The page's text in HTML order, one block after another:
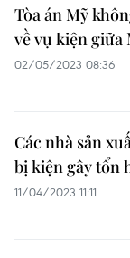
Tòa án Mỹ
về vụ kiện
02/05/2023 08:36
Các nhà sản
bị kiện gây tổn
11/04/2023 11:11